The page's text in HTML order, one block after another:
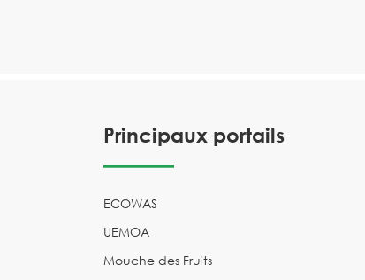
Principaux portails
ECOWAS
UEMOA
Mouche des Fruits